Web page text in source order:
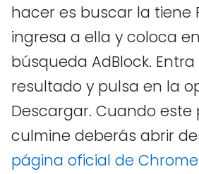
hacer es buscar la tiene
ingresa a ella y coloca
búsqueda AdBlock.
resultado y pulsa en la
Descargar. Cuando este
culmine deberás abrir
página oficial de